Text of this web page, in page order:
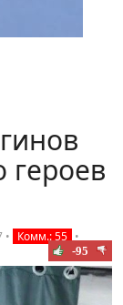
героев
• Комм.: 55 •
-95